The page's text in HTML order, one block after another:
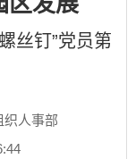
丝钉”党员第
织人事部